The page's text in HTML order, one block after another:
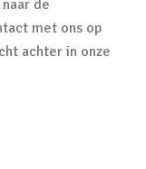
de
met ons op
achter in onze